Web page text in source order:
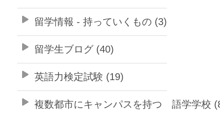
留学情報 - 持っていくもの (3)
留学生ブログ (40)
英語力検定試験 (19)
複数都市にキャンパスを持つ 語学学校